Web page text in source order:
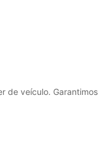
de veículo.